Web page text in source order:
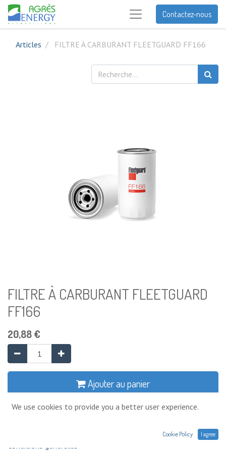
Contactez-nous
Articles FILTRE À CARBURANT FLEETGUARD FF166
FILTRE À CARBURANT FLEETGUARD
FF166
20,88€
Ajouter au panier
Ajouter à la liste de souhaits
Conditions générales
We use cookies to provide you a better user experience.
Cookie Policy I agree